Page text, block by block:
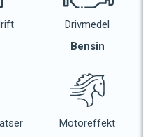
Drivmedel
Bensin
Motoreffekt